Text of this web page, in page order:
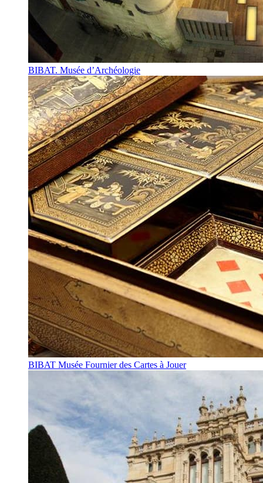
BIBAT. Musée d’Archéologie
BIBAT Musée Fournier des Cartes à Jouer